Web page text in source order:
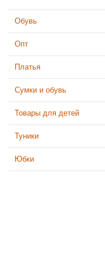
Обувь
Опт
Платья
Сумки и обувь
Товары для детей
Туники
Юбки